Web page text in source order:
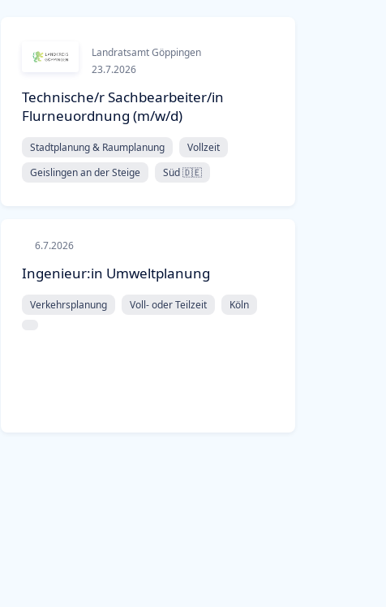
Landratsamt Göppingen
23.7.2026
Technische/r Sachbearbeiter/in
Flurneuordnung (m/w/d)
Stadtplanung & Raumplanung
Vollzeit
Geislingen an der Steige
Süd 🇩🇪
6.7.2026
Ingenieur:in Umweltplanung
Verkehrsplanung Voll- oder Teilzeit Köln